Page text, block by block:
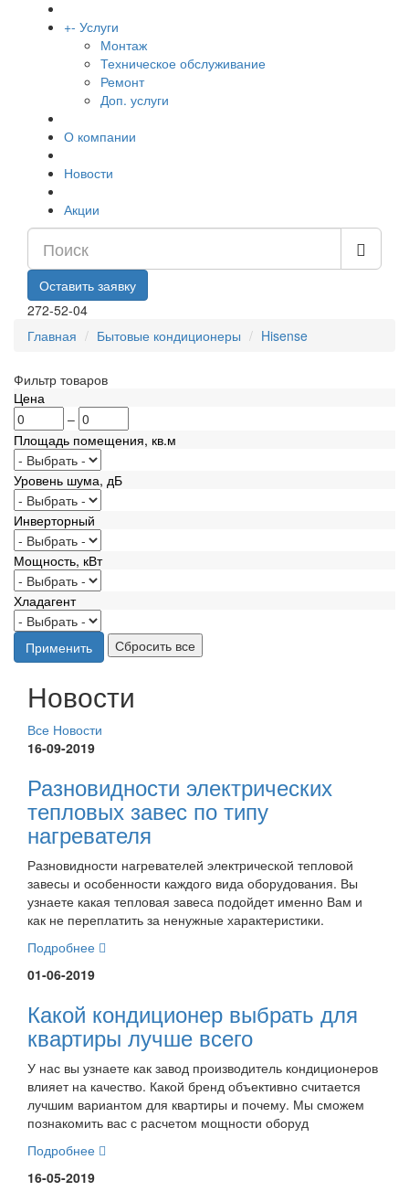
+- Услуги
Монтаж
Техническое обслуживание
Ремонт
Доп. услуги
О компании
Новости
Акции
Оставить заявку
272-52-04
Главная
Бытовые кондиционеры Hisense
Фильтр товаров
Цена
–
Площадь помещения, кв.м
Уровень шума, дБ
Инверторный
Мощность, кВт
Хладагент
Новости
Все Новости
16-09-2019
Разновидности электрических
тепловых завес по типу
нагревателя
Разновидности нагревателей электрической тепловой
завесы и особенности каждого вида оборудования. Вы
узнаете какая тепловая завеса подойдет именно Вам и
как не переплатить за ненужные характеристики.
Подробнее
01-06-2019
Какой кондиционер выбрать для
квартиры лучше всего
У нас вы узнаете как завод производитель кондиционеров
влияет на качество. Какой бренд объективно считается
лучшим вариантом для квартиры и почему. Мы сможем
познакомить вас с расчетом мощности оборуд
Подробнее
16-05-2019